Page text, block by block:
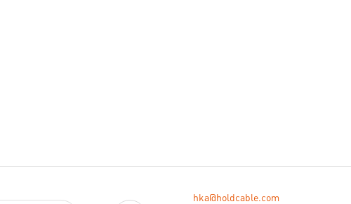
hka@holdcable.com